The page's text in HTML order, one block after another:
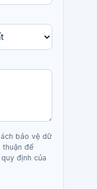
bảo vệ dữ
thuận để
định của